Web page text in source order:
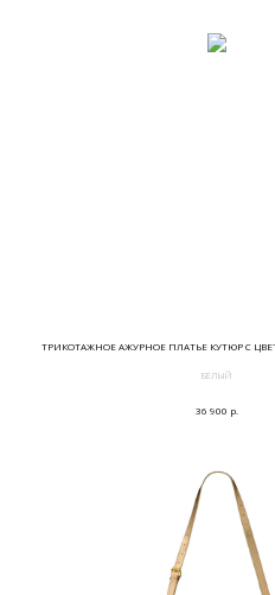
ТРИКОТАЖНОЕ АЖУРНОЕ ПЛАТЬЕ КУТЮР С
БЕЛЫЙ
36 900 р.